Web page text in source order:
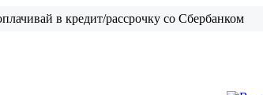
в кредит/рассрочку со Сбербанком